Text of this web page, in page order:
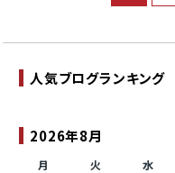
2026年8月
月 火 水
人気ブログランキング